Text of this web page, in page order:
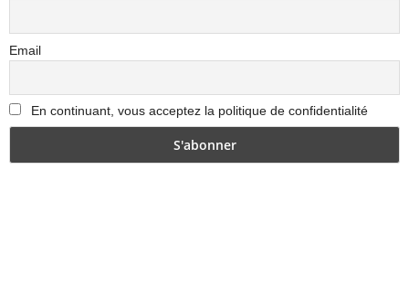
Email
En continuant, vous acceptez la politique de confidentialité